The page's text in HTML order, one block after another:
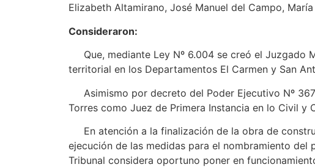
Elizabeth Altamirano, José Manuel del Campo,
Consideraron:
Que, mediante Ley Nº 6.004 se creó el Juzgado
territorial en los Departamentos El Carmen y San
Asimismo por decreto del Poder Ejecutivo Nº
Torres como Juez de Primera Instancia en lo Civil y
En atención a la finalización de la obra de
ejecución de las medidas para el nombramiento
Tribunal considera oportuno poner en